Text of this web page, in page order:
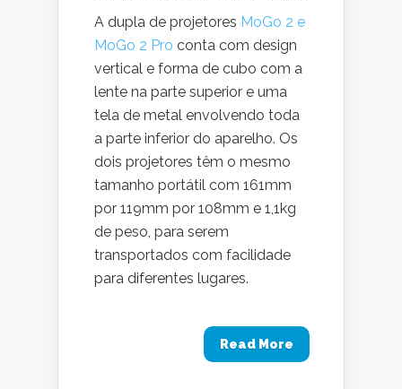
A dupla de projetores MoGo 2 e
MoGo 2 Pro conta com design
vertical e forma de cubo com a
lente na parte superior e uma
tela de metal envolvendo toda
a parte inferior do aparelho. Os
dois projetores têm o mesmo
tamanho portátil com 161mm
por 119mm por 108mm e 1,1kg
de peso, para serem
transportados com facilidade
para diferentes lugares.
Read More